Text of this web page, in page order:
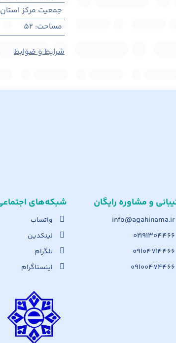
جمعیت مرکز استان
مساحت:
52
شرایط و ضوابط
شبکه‌های
واتساپ
لینکدین
تلگرام
اینستاگرام
و مشاوره رایگان
info@agahinama.ir
۰۲۱۹۱۳۰۴۴۶۶
۰۹۱۰۴۷۱۴۴۶۶
۰۹۱۰۰۴۷۴۴۶۶